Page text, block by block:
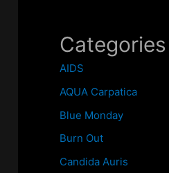
Categories
AIDS
AQUA Carpatica
Blue Monday
Burn Out
Candida Auris